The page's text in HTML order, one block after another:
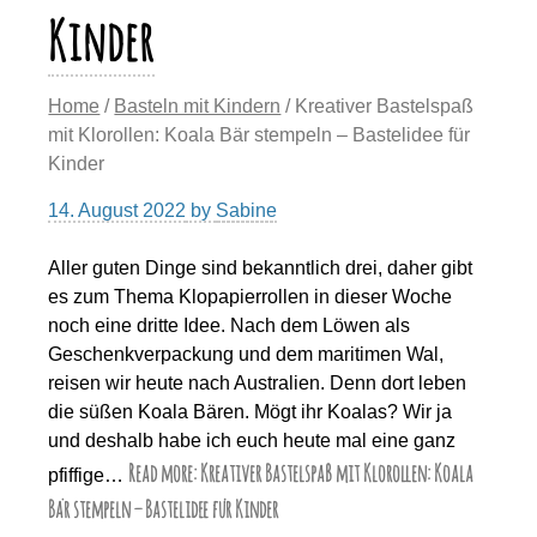
Kinder
Home / Basteln mit Kindern / Kreativer Bastelspaß
mit Klorollen: Koala Bär stempeln – Bastelidee für
Kinder
14. August 2022 by Sabine
Aller guten Dinge sind bekanntlich drei, daher gibt
es zum Thema Klopapierrollen in dieser Woche
noch eine dritte Idee. Nach dem Löwen als
Geschenkverpackung und dem maritimen Wal,
reisen wir heute nach Australien. Denn dort leben
die süßen Koala Bären. Mögt ihr Koalas? Wir ja
und deshalb habe ich euch heute mal eine ganz
pfiffige… Read more: Kreativer Bastelspaß mit Klorollen: Koala
Bär stempeln – Bastelidee für Kinder